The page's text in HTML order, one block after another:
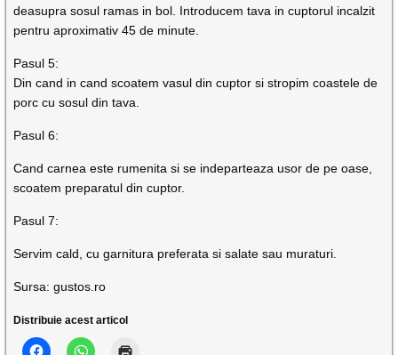
deasupra sosul ramas in bol. Introducem tava in cuptorul incalzit
pentru aproximativ 45 de minute.
Pasul 5:
Din cand in cand scoatem vasul din cuptor si stropim coastele de
porc cu sosul din tava.
Pasul 6:
Cand carnea este rumenita si se indeparteaza usor de pe oase,
scoatem preparatul din cuptor.
Pasul 7:
Servim cald, cu garnitura preferata si salate sau muraturi.
Sursa: gustos.ro
Distribuie acest articol